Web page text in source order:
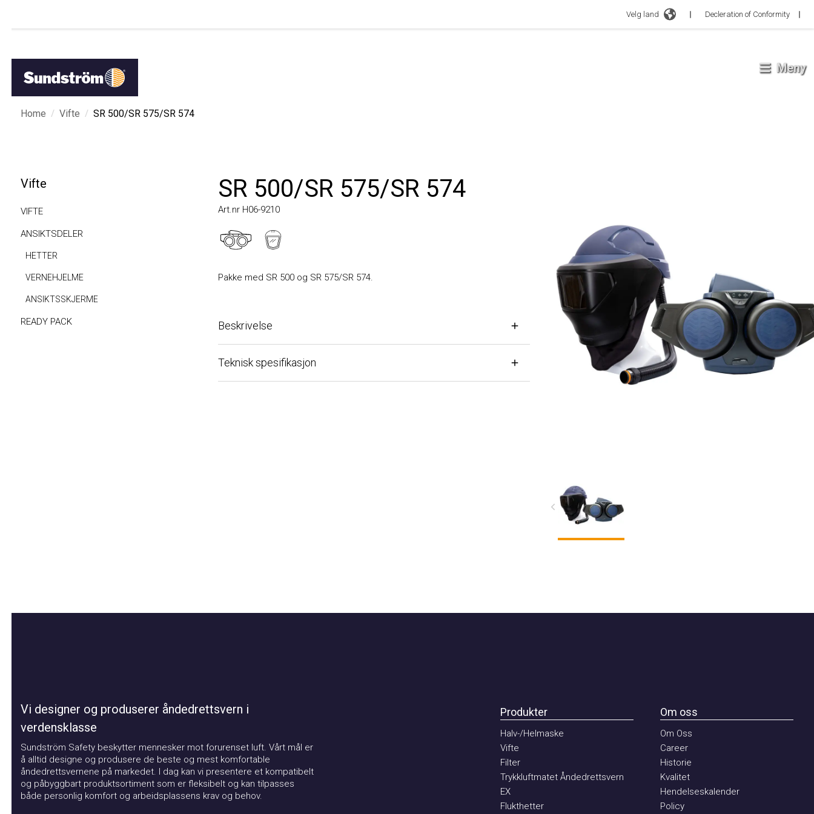
Velg land Decleration of Conformity
Meny
Home / Vifte / SR 500/SR 575/SR 574
Vifte
VIFTE
ANSIKTSDELER
HETTER
VERNEHJELME
ANSIKTSSKJERME
READY PACK
SR 500/SR 575/SR 574
Art.nr H06-9210
Pakke med SR 500 og SR 575/SR 574.
Beskrivelse
Teknisk spesifikasjon
Vi designer og produserer åndedrettsvern i
verdensklasse
Sundström Safety beskytter mennesker mot forurenset luft. Vårt mål er
å alltid designe og produsere de beste og mest komfortable
åndedrettsvernene på markedet. I dag kan vi presentere et kompatibelt
og påbyggbart produktsortiment som er fleksibelt og kan tilpasses
både personlig komfort og arbeidsplassens krav og behov.
Produkter
Halv-/Helmaske
Vifte
Filter
Trykkluftmatet Åndedrettsvern
Flukthetter
Om oss
Om Oss
Career
Historie
Kvalitet
Hendelseskalender
Policy